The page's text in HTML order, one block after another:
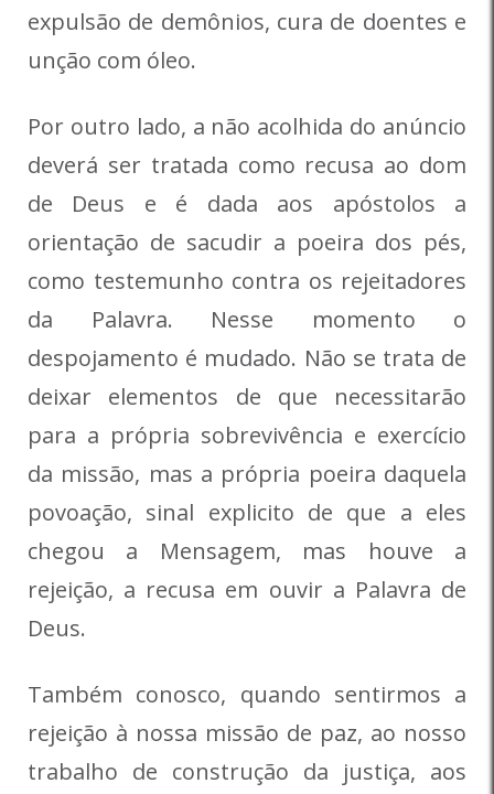
expulsão de demônios, cura de doentes e
unção com óleo.
Por outro lado, a não acolhida do anúncio
deverá ser tratada como recusa ao dom
de Deus e é dada aos apóstolos a
orientação de sacudir a poeira dos pés,
como testemunho contra os rejeitadores
da Palavra. Nesse momento o
despojamento é mudado. Não se trata de
deixar elementos de que necessitarão
para a própria sobrevivência e exercício
da missão, mas a própria poeira daquela
povoação, sinal explicito de que a eles
chegou a Mensagem, mas houve a
rejeição, a recusa em ouvir a Palavra de
Deus.
Também conosco, quando sentirmos a
rejeição à nossa missão de paz, ao nosso
trabalho de construção da justiça, aos